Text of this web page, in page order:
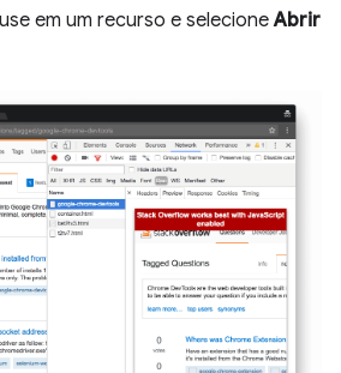
em um recurso e selecioneAbrir